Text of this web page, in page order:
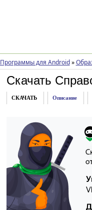
Программы для Android »
Скачать
СКАЧАТЬ Описание